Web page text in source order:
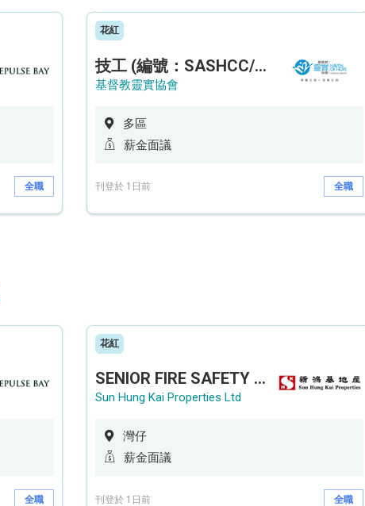
全職
花紅
技工 (編號：SASHCC/A/CTE)
基督教靈實協會
多區
薪金面議
刊登於 1日前 全職
全職
花紅
SENIOR FIRE SAFETY OFFICER / FIRE SAFETY OFFICER
Sun Hung Kai Properties Ltd
灣仔
薪金面議
刊登於 1日前 全職